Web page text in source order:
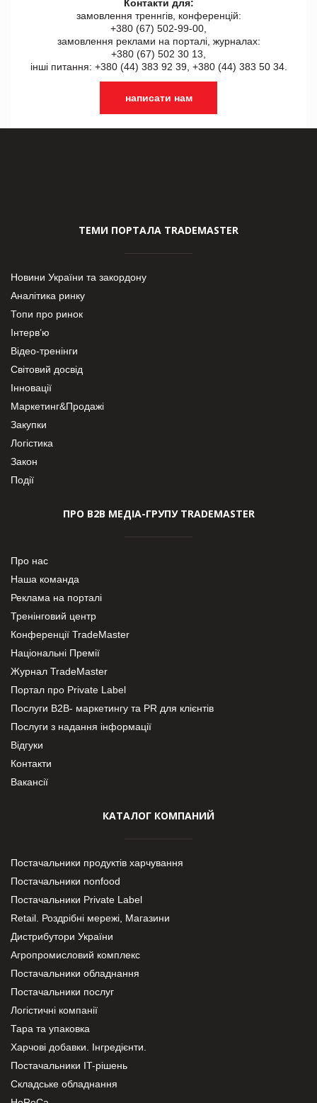
Контакти для:
замовлення треннгів, конференцій:
+380 (67) 502-99-00,
замовлення реклами на порталі, журналах:
+380 (67) 502 30 13,
інші питання: +380 (44) 383 92 39, +380 (44) 383 50 34.
написати нам
ТЕМИ ПОРТАЛА TRADEMASTER
Новини України та закордону
Аналітика ринку
Топи про ринок
Інтерв’ю
Відео-тренінги
Світовий досвід
Інновації
Маркетинг&Продажі
Закупки
Логістика
Закон
Події
ПРО В2В МЕДІА-ГРУПУ TRADEMASTER
Про нас
Наша команда
Реклама на порталі
Тренінговий центр
Конференції TradeMaster
Національні Премії
Журнал TradeMaster
Портал про Private Label
Послуги В2В- маркетингу та PR для клієнтів
Послуги з надання інформації
Відгуки
Контакти
Вакансії
КАТАЛОГ КОМПАНИЙ
Постачальники продуктів харчування
Постачальники nonfood
Постачальники Private Label
Retail. Роздрібні мережі, Магазини
Дистрибутори України
Агропромисловий комплекс
Постачальники обладнання
Постачальники послуг
Логістичні компанії
Тара та упаковка
Харчові добавки. Інгредієнти.
Постачальники IT-рішень
Складське обладнання